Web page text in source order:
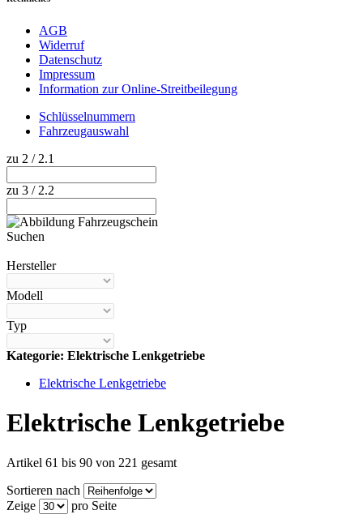
AGB
Widerruf
Datenschutz
Impressum
Information zur Online-Streitbeilegung
Schlüsselnummern
Fahrzeugauswahl
zu 2 / 2.1
zu 3 / 2.2
Suchen
Hersteller
Modell
Typ
Kategorie: Elektrische Lenkgetriebe
Elektrische Lenkgetriebe
Elektrische Lenkgetriebe
Artikel 61 bis 90 von 221 gesamt
Sortieren nach
Zeige
pro Seite